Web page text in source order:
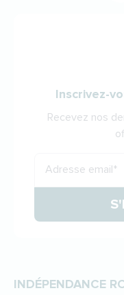
Inscrivez-
Recevez nos
Adresse email*
INDÉPENDANCE